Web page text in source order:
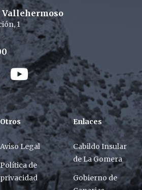
Vallehermoso
1
/ X
Youtube / X
Otros
Aviso Legal
Política de
privacidad
Enlaces
Cabildo Insular
de La Gomera
Gobierno de